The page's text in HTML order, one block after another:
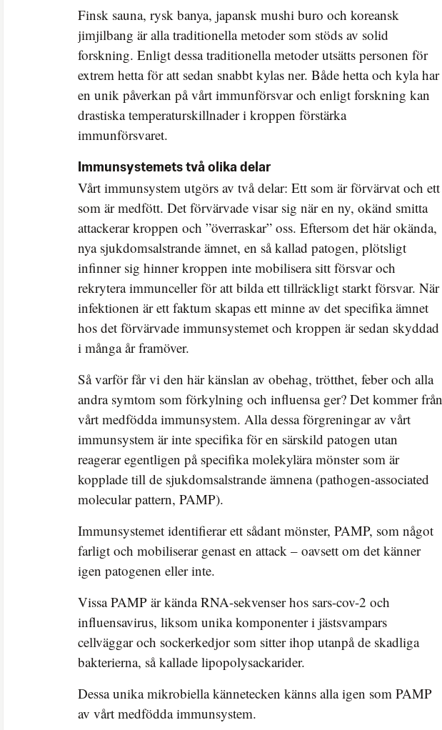
Finsk sauna, rysk banya, japansk mushi buro och koreansk
jimjilbang är alla traditionella metoder som stöds av solid
forskning. Enligt dessa traditionella metoder utsätts personen för
extrem hetta för att sedan snabbt kylas ner. Både hetta och kyla har
en unik påverkan på vårt immunförsvar och enligt forskning kan
drastiska temperaturskillnader i kroppen förstärka
immunförsvaret.
Immunsystemets två olika delar
Vårt immunsystem utgörs av två delar: Ett som är förvärvat och ett
som är medfött. Det förvärvade visar sig när en ny, okänd smitta
attackerar kroppen och ”överraskar” oss. Eftersom det här okända,
nya sjukdomsalstrande ämnet, en så kallad patogen, plötsligt
infinner sig hinner kroppen inte mobilisera sitt försvar och
rekrytera immunceller för att bilda ett tillräckligt starkt försvar. När
infektionen är ett faktum skapas ett minne av det specifika ämnet
hos det förvärvade immunsystemet och kroppen är sedan skyddad
i många år framöver.
Så varför får vi den här känslan av obehag, trötthet, feber och alla
andra symtom som förkylning och influensa ger? Det kommer från
vårt medfödda immunsystem. Alla dessa förgreningar av vårt
immunsystem är inte specifika för en särskild patogen utan
reagerar egentligen på specifika molekylära mönster som är
kopplade till de sjukdomsalstrande ämnena (pathogen-associated
molecular pattern, PAMP).
Immunsystemet identifierar ett sådant mönster, PAMP, som något
farligt och mobiliserar genast en attack – oavsett om det känner
igen patogenen eller inte.
Vissa PAMP är kända RNA-sekvenser hos sars-cov-2 och
influensavirus, liksom unika komponenter i jästsvampars
cellväggar och sockerkedjor som sitter ihop utanpå de skadliga
bakterierna, så kallade lipopolysackarider.
Dessa unika mikrobiella kännetecken känns alla igen som PAMP
av vårt medfödda immunsystem.